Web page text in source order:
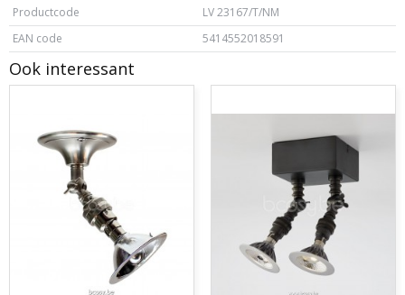
Productcode
LV 23167/T/NM
EAN code
5414552018591
Ook interessant